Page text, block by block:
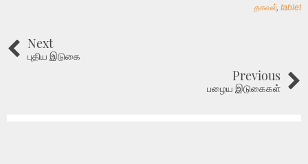
தகவல், tablet
Next
புதிய இடுகை
Previous
பழைய இடுகைகள்